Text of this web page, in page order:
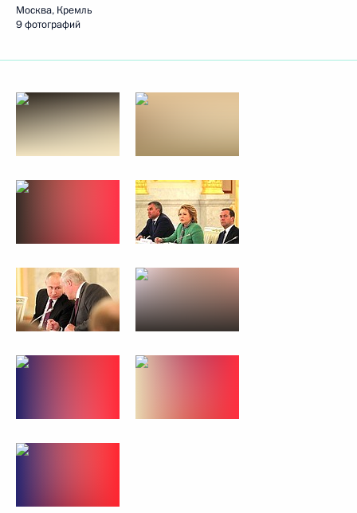
Москва, Кремль
9 фотографий